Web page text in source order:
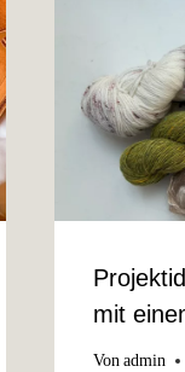
mit
Von admin